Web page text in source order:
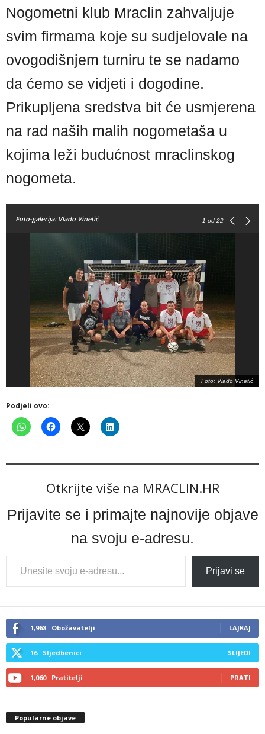
Nogometni klub Mraclin zahvaljuje
svim firmama koje su sudjelovale na
ovogodišnjem turniru te se nadamo
da ćemo se vidjeti i dogodine.
Prikupljena sredstva bit će usmjerena
na rad naših malih nogometaša u
kojima leži budućnost mraclinskog
nogometa.
Foto-galerija: Vlado Vinetić 1 od 22
Foto: Vlado Vinetić
Podjeli ovo:
Otkrijte više na MRACLIN.HR
Prijavite se i primajte najnovije objave
na svoju e-adresu.
Type
your
email…
Prijavi se
1,968 Obožavatelji LAJKAJ
16 Sljedbenici SLIJEDI
1,060 Pratitelji PRATI
Popularne objave